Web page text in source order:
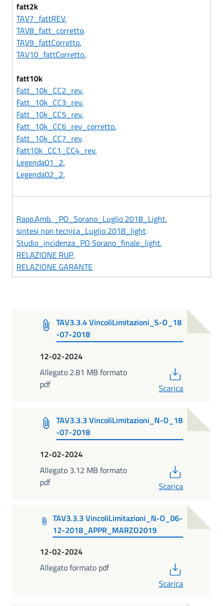
fatt2k
TAV7_fattREV.
TAV8_fatt_corretto.
TAV9_fattCorretto.
TAV10_fattCorretto.
fatt10k
Fatt_10k_CC2_rev.
Fatt_10k_CC3_rev.
Fatt_10k_CC5_rev.
Fatt_10k_CC6_rev_corretto.
Fatt_10k_CC7_rev.
Fatt10k_CC1_CC4_rev.
Legenda01_2.
Legenda02_2.
Rapp.Amb. _PO_Sorano_Luglio 2018_Light.
sintesi non tecnica_Luglio 2018_light.
Studio_incidenza_PO Sorano_finale_light.
RELAZIONE RUP.
RELAZIONE GARANTE
TAV3.3.4 VincoliLimitazioni_S-O_18
-07-2018
12-02-2024
Allegato 2.81 MB formato
pdf
Scarica
TAV3.3.3 VincoliLimitazioni_N-O_18
-07-2018
12-02-2024
Allegato 3.12 MB formato
pdf
Scarica
TAV3.3.3 VincoliLimitazioni_N-O_06-
12-2018_APPR_MARZO2019
12-02-2024
Allegato formato pdf
Scarica